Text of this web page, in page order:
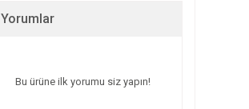
Yorumlar
Bu ürüne ilk yorumu siz yapın!